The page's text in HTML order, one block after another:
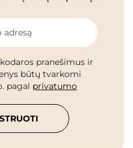
adresą
pranešimus ir
būtų tvarkomi
pagal privatumo